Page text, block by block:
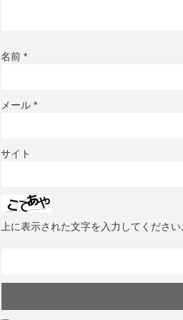
名前 *
メール *
サイト
上に表示された文字を入力してください